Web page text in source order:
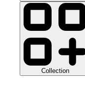
Collection